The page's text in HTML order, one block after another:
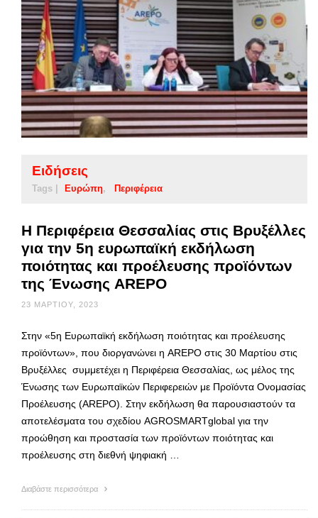
Ειδήσεις
Tags | Ευρώπη Περιφέρεια
Η Περιφέρεια Θεσσαλίας στις Βρυξέλλες
για την 5η ευρωπαϊκή εκδήλωση
ποιότητας και προέλευσης προϊόντων
της Ένωσης AREPO
23 ΜΑΡΤΊΟΥ, 2023
Στην «5η Ευρωπαϊκή εκδήλωση ποιότητας και προέλευσης
προϊόντων», που διοργανώνει η AREPO στις 30 Μαρτίου στις
Βρυξέλλες συμμετέχει η Περιφέρεια Θεσσαλίας, ως μέλος της
Ένωσης των Ευρωπαϊκών Περιφερειών με Προϊόντα Ονομασίας
Προέλευσης (AREPO). Στην εκδήλωση θα παρουσιαστούν τα
αποτελέσματα του σχεδίου AGROSMARTglobal για την
προώθηση και προστασία των προϊόντων ποιότητας και
προέλευσης στη διεθνή ψηφιακή …
Διαβάστε περισσότερα